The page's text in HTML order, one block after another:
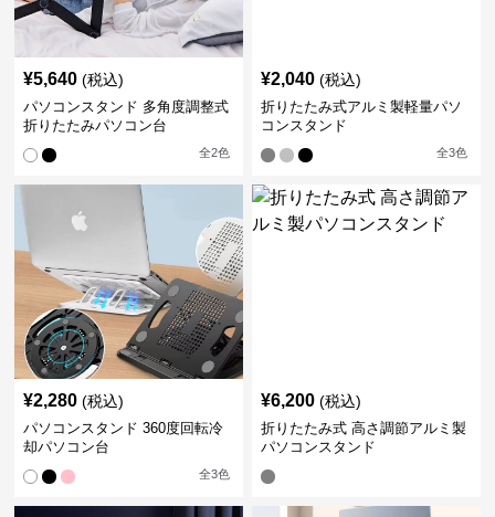
¥5,640 (税込)
パソコンスタンド 多角度調整式
折りたたみパソコン台
全2色
¥2,040 (税込)
折りたたみ式アルミ製軽量パソ
コンスタンド
全3色
¥2,280 (税込)
パソコンスタンド 360度回転冷
却パソコン台
全3色
¥6,200 (税込)
折りたたみ式 高さ調節アルミ製
パソコンスタンド